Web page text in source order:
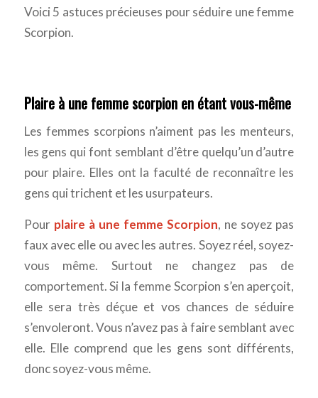
Voici 5 astuces précieuses pour séduire une femme
Scorpion.
Plaire à une femme scorpion en étant vous-même
Les femmes scorpions n’aiment pas les menteurs,
les gens qui font semblant d’être quelqu’un d’autre
pour plaire. Elles ont la faculté de reconnaître les
gens qui trichent et les usurpateurs.
Pour plaire à une femme Scorpion, ne soyez pas
faux avec elle ou avec les autres. Soyez réel, soyez-
vous même. Surtout ne changez pas de
comportement. Si la femme Scorpion s’en aperçoit,
elle sera très déçue et vos chances de séduire
s’envoleront. Vous n’avez pas à faire semblant avec
elle. Elle comprend que les gens sont différents,
donc soyez-vous même.